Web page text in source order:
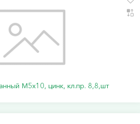
М5х10, цинк, кл.пр. 8,8,шт